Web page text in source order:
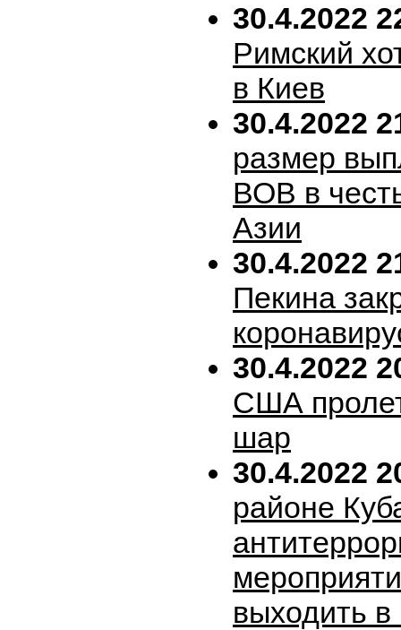
30.4.2022
Римский
в Киев
30.4.2022
размер
ВОВ в
Азии
30.4.2022
Пекина
30.4.2022
США
шар
30.4.2022
районе
выходить